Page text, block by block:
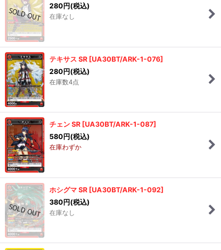
280 円(税込)
在庫なし
テキサス SR [UA30BT/ARK-1-076]
280円(税込)
在庫数4点
チェン SR [UA30BT/ARK-1-087]
580 円(税込)
在庫わずか
ホシグマ SR [UA30BT/ARK-1-092]
380円(税込)
在庫なし